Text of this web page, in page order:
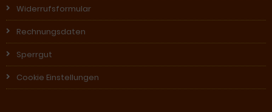
Widerrufsformular
Rechnungsdaten
Sperrgut
Cookie Einstellungen